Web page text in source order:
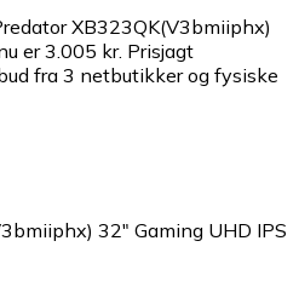
XB323QK(V3bmiiphx)
er 3.005 kr. Prisjagt
fra 3 netbutikker og fysiske
32" Gaming UHD IPS